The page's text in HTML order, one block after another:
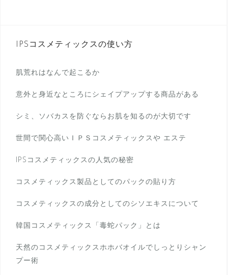
IPSコスメティックスの使い方
肌荒れはなんで起こるか
意外と身近なところにシェイプアップする商品がある
シミ、ソバカスを防ぐならお肌を知るのが大切です
世間で関心高いＩＰＳコスメティックスや エステ
IPSコスメティックスの人気の秘密
コスメティックス製品としてのパックの貼り方
コスメティックスの成分としてのシソエキスについて
韓国コスメティックス「毒蛇パック」とは
天然のコスメティックスホホバオイルでしっとりシャン
プー術